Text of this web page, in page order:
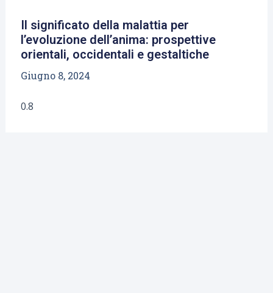
Il significato della malattia per
l’evoluzione dell’anima: prospettive
orientali, occidentali e gestaltiche
Giugno 8, 2024